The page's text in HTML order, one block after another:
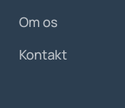
Om os
Kontakt